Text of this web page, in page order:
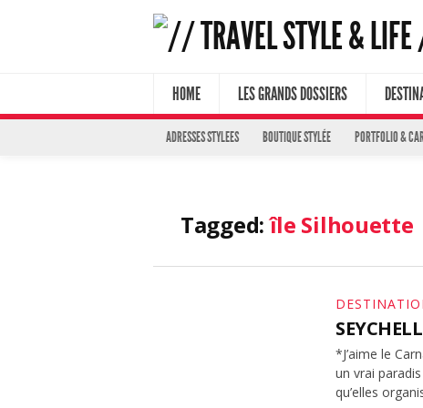
HOME LES GRANDS DOSSIERS
ADRESSES STYLEES BOUTIQUE STYLÉE PORTFOLIO &
Tagged:île Silhouette
*J’aime le
un vrai
qu’elles